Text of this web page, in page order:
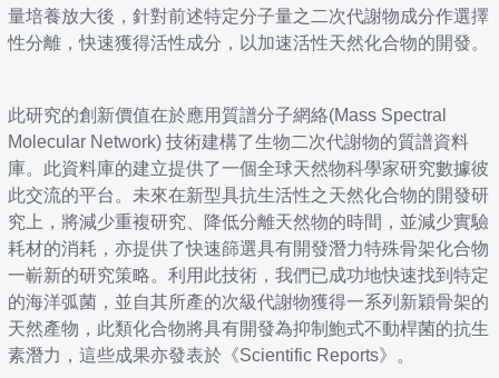
量培養放大後，針對前述特定分子量之二次代謝物成分作選擇
性分離，快速獲得活性成分，以加速活性天然化合物的開發。
此研究的創新價值在於應用質譜分子網絡(Mass Spectral
Molecular Network) 技術建構了生物二次代謝物的質譜資料
庫。此資料庫的建立提供了一個全球天然物科學家研究數據彼
此交流的平台。未來在新型具抗生活性之天然化合物的開發研
究上，將減少重複研究、降低分離天然物的時間，並減少實驗
耗材的消耗，亦提供了快速篩選具有開發潛力特殊骨架化合物
一嶄新的研究策略。利用此技術，我們已成功地快速找到特定
的海洋弧菌，並自其所產的次級代謝物獲得一系列新穎骨架的
天然產物，此類化合物將具有開發為抑制鮑式不動桿菌的抗生
素潛力，這些成果亦發表於《Scientific Reports》。